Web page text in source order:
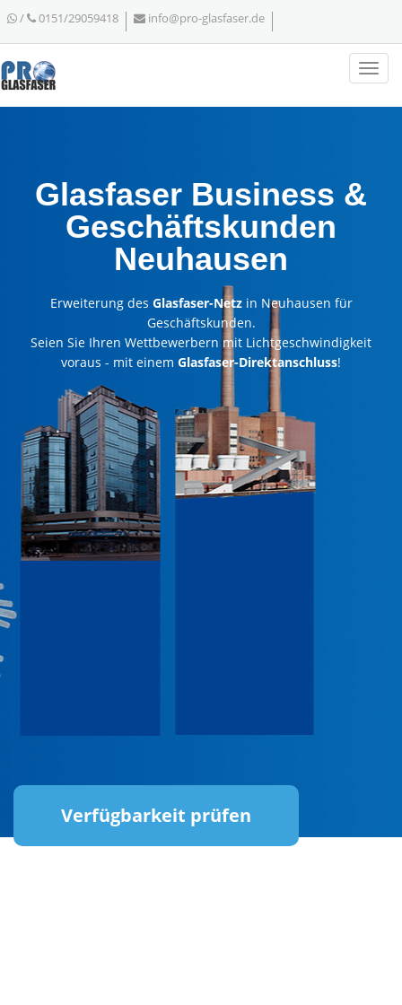
/ 0151/29059418 info@pro-glasfaser.de
Glasfaser Business &
Geschäftskunden
Neuhausen
Erweiterung des Glasfaser-Netzin Neuhausen für
Geschäftskunden.
Seien Sie Ihren Wettbewerbern mit Lichtgeschwindigkeit
voraus - mit einem Glasfaser-Direktanschluss!
Verfügbarkeit prüfen